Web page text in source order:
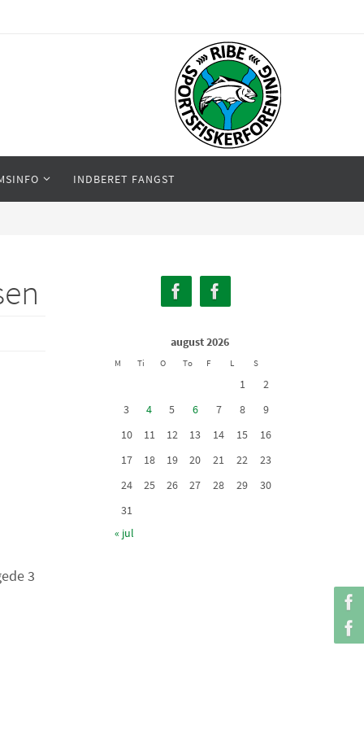
INDBERET FANGST
3
august 2026
M Ti O To F L S
1
2
3
4 5 6 7 8
9
10
11 12 13 14 15
16
17
18 19 20 21 22
23
24
25 26 27 28 29
30
31
« jul